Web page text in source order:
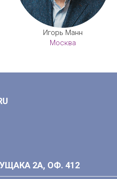
Игорь Манн
Москва
2А, ОФ. 412